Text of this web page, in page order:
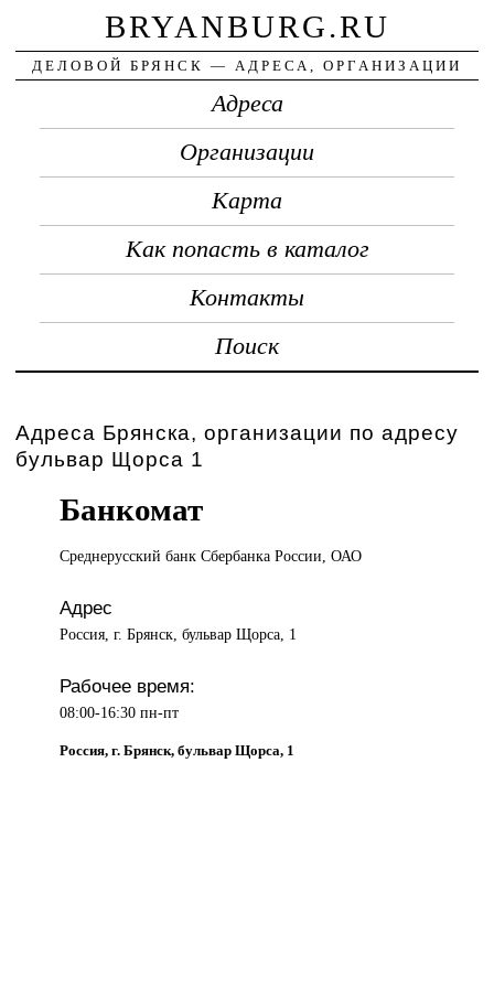
BRYANBURG.RU
ДЕЛОВОЙ БРЯНСК — АДРЕСА, ОРГАНИЗАЦИИ
Адреса
Организации
Карта
Как попасть в каталог
Контакты
Поиск
Адреса Брянска, организации по адресу
бульвар Щорса 1
Банкомат
Среднерусский банкСбербанка России, ОАО
Адрес
Россия, г. Брянск, бульвар Щорса, 1
Рабочее время:
08:00-16:30 пн-пт
Россия, г. Брянск, бульвар Щорса, 1